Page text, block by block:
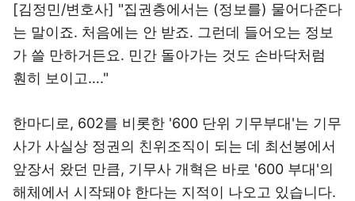
[김정민/변호사] "집권층에서는 (정보를) 물어다준다
는 말이죠. 처음에는 안 받죠. 그런데 들어오는 정보
가 쓸 만하거든요. 민간 돌아가는 것도 손바닥처럼
훤히 보이고…."
한마디로, 602를 비롯한 '600 단위 기무부대'는 기무
사가 사실상 정권의 친위조직이 되는 데 최선봉에서
앞장서 왔던 만큼, 기무사 개혁은 바로 '600 부대'의
해체에서 시작돼야 한다는 지적이 나오고 있습니다.